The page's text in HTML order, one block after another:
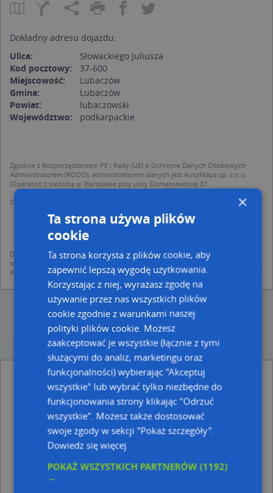
Dokładny adresu dojazdu:
Ulica:
Słowackiego Juliusza
Kod pocztowy:
37-600
Miejscowość:
Lubaczów
Gmina:
Lubaczów
Powiat:
lubaczowski
Województwo:
podkarpackie
Zgodnie z Rozporządzeniem PE i Rady (UE) o Ochronie Danych Osobowych
Administratorem (RODO), administratorem danych jest AutoMapa sp. z o.o.
(Operator) z siedzibą w Warszawie przy ulicy Domaniewskiej 37.
Operator przetwarza dane osobowe w celu:
mapach (art. 6 ust. 1 lit. f RODO)
udostępniania danych o firmach partnerom biznesowym operatora (art.
6 ust. 1 lit. f RODO)
Dane pochodzą z publicznych baz CEIDG, GUS, REGON, z firmowych stron www
oraz od podmiotów zewnętrznych.
Więcej informacji dot. RODO:http://regulamin.automapa.pl/odo_przetwarzanie/
Parking - inne Informacje drogowe w pobliżu
Parking Bezpłatny, Piłsudskiego Józefa, marsz. 19, 37-
600 Lubaczów
podkarpackie, Grunwaldzka 5, 37-600 Lubaczów
Parking Płatny-niestrzeżony, Konopnickiej Marii 5, 37-
600 Lubaczów
Adresy w pobliżu
×
Ta strona używa plików
cookie
Ta strona korzysta z plików cookie, aby
zapewnić lepszą wygodę użytkowania.
Korzystając z niej, wyrażasz zgodę na
używanie przez nas wszystkich plików
cookie zgodnie z warunkami naszej
polityki plików cookie. Możesz
zaakceptować je wszystkie (łącznie z tymi
służącymi do analiz, marketingu oraz
funkcjonalności) wybierając "Akceptuj
wszystkie" lub wybrać tylko niezbędne do
funkcjonowania strony klikając "Odrzuć
wszystkie". Możesz także dostosować
swoje zgody w sekcji "Pokaż szczegóły".
Dowiedz się więcej
POKAŻ WSZYSTKICH PARTNERÓW(1192)
→